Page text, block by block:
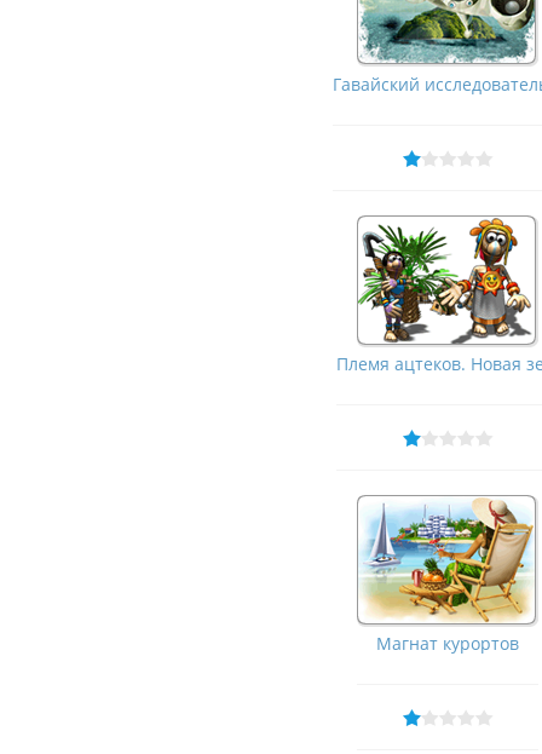
Гавайский
Племя ацтеков. Новая
Магнат курортов